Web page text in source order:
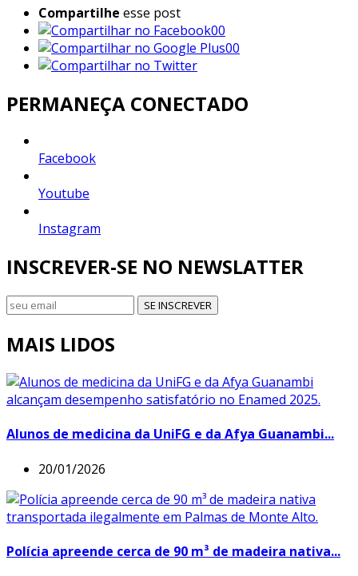
Compartilhe esse post
00
00
PERMANEÇA CONECTADO
Facebook
Youtube
Instagram
INSCREVER-SE NO NEWSLATTER
SE INSCREVER
MAIS LIDOS
Alunos de medicina da UniFG e da Afya Guanambi...
20/01/2026
Polícia apreende cerca de 90 m³ de madeira nativa...